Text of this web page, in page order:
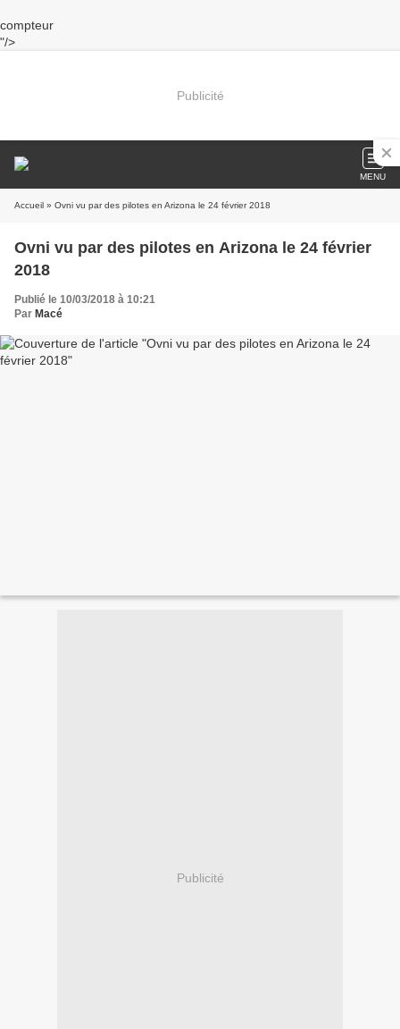
compteur
"/>
Publicité
MENU
Accueil » Ovni vu par des pilotes en Arizona le 24 février 2018
Ovni vu par des pilotes en Arizona le 24 février
2018
Publié le 10/03/2018 à 10:21
Par Macé
Publicité